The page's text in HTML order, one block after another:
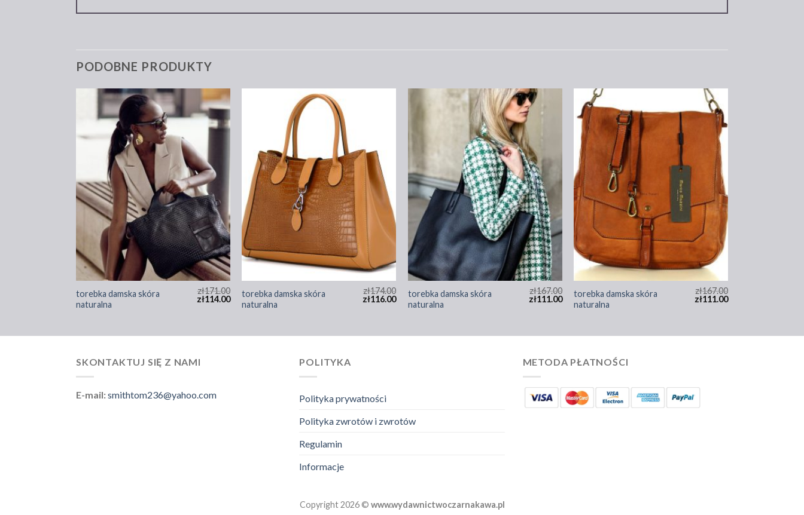
PODOBNE PRODUKTY
torebka damska skóra
naturalna
zł171.00
zł114.00
torebka damska skóra
naturalna
zł174.00
zł116.00
torebka damska skóra
naturalna
zł167.00
zł111.00
torebka damska skóra
naturalna
zł167.00
zł111.00
SKONTAKTUJ SIĘ Z NAMI
E-mail:smithtom236@yahoo.com
POLITYKA
Polityka prywatności
Polityka zwrotów i zwrotów
Regulamin
Informacje
METODA PŁATNOŚCI
Copyright 2026 © www.wydawnictwoczarnakawa.pl